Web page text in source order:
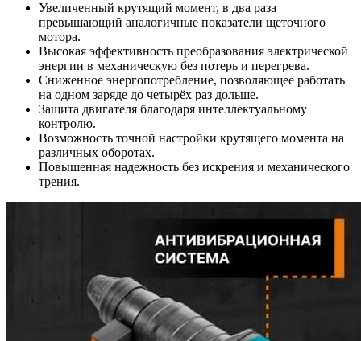
Увеличенный крутящий момент, в два раза
превышающий аналогичные показатели щеточного
мотора.
Высокая эффективность преобразования электрической
энергии в механическую без потерь и перегрева.
Сниженное энергопотребление, позволяющее работать
на одном заряде до четырёх раз дольше.
Защита двигателя благодаря интеллектуальному
контролю.
Возможность точной настройки крутящего момента на
различных оборотах.
Повышенная надежность без искрения и механического
трения.